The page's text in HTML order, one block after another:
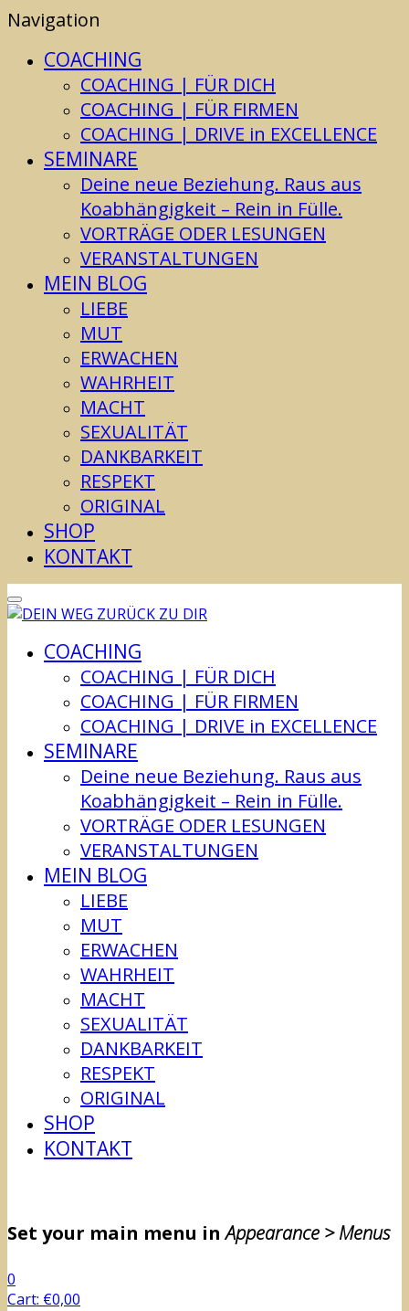
Navigation
COACHING
COACHING | FÜR DICH
COACHING | FÜR FIRMEN
COACHING | DRIVE in EXCELLENCE
SEMINARE
Deine neue Beziehung. Raus aus
Koabhängigkeit – Rein in Fülle.
VORTRÄGE ODER LESUNGEN
VERANSTALTUNGEN
MEIN BLOG
LIEBE
MUT
ERWACHEN
WAHRHEIT
MACHT
SEXUALITÄT
DANKBARKEIT
RESPEKT
ORIGINAL
SHOP
KONTAKT
COACHING
COACHING | FÜR DICH
COACHING | FÜR FIRMEN
COACHING | DRIVE in EXCELLENCE
SEMINARE
Deine neue Beziehung. Raus aus
Koabhängigkeit – Rein in Fülle.
VORTRÄGE ODER LESUNGEN
VERANSTALTUNGEN
MEIN BLOG
LIEBE
MUT
ERWACHEN
WAHRHEIT
MACHT
SEXUALITÄT
DANKBARKEIT
RESPEKT
ORIGINAL
SHOP
KONTAKT
Set your main menu inAppearance > Menus
0
Cart: €0,00